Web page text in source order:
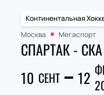
Континентальная
Москва
Мегаспорт
СПАРТАК - СКА
10 СЕНТ 12